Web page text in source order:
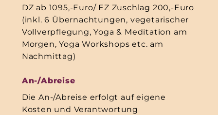
DZ ab 1095,-Euro/ EZ Zuschlag 200,-Euro
(inkl. 6 Übernachtungen, vegetarischer
Vollverpflegung, Yoga & Meditation am
Morgen, Yoga Workshops etc. am
Nachmittag)
An-/Abreise
Die An-/Abreise erfolgt auf eigene
Kosten und Verantwortung